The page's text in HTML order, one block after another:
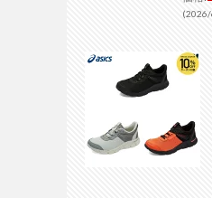
(2026/